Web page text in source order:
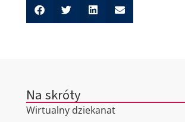
Na skróty
Wirtualny dziekanat